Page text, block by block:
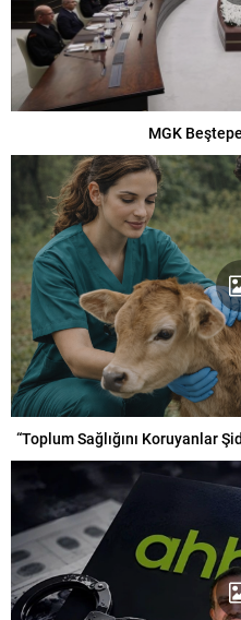
MGK
“Toplum Sağlığını Koruyanlar